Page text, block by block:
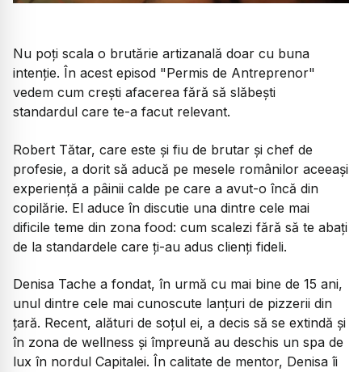
Nu poți scala o brutărie artizanală doar cu buna
intenție. În acest episod "Permis de Antreprenor"
vedem cum crești afacerea fără să slăbești
standardul care te-a facut relevant.
Robert Tătar, care este și fiu de brutar și chef de
profesie, a dorit să aducă pe mesele românilor aceeași
experiență a pâinii calde pe care a avut-o încă din
copilărie. El aduce în discutie una dintre cele mai
dificile teme din zona food: cum scalezi fără să te abați
de la standardele care ți-au adus clienți fideli.
Denisa Tache a fondat, în urmă cu mai bine de 15 ani,
unul dintre cele mai cunoscute lanțuri de pizzerii din
țară. Recent, alături de soțul ei, a decis să se extindă și
în zona de wellness și împreună au deschis un spa de
lux în nordul Capitalei. În calitate de mentor, Denisa îi